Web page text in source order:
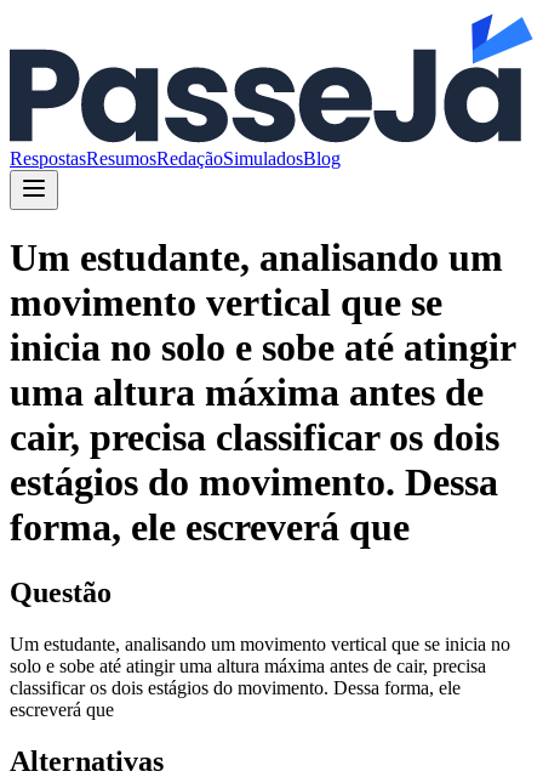
RespostasResumosRedaçãoSimuladosBlog
Um estudante, analisando um
movimento vertical que se
inicia no solo e sobe até atingir
uma altura máxima antes de
cair, precisa classificar os dois
estágios do movimento. Dessa
forma, ele escreverá que
Questão
Um estudante, analisando um movimento vertical que se inicia no
solo e sobe até atingir uma altura máxima antes de cair, precisa
classificar os dois estágios do movimento. Dessa forma, ele
escreverá que
Alternativas